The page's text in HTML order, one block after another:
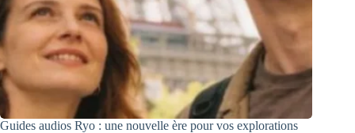
Guides audios Ryo : une nouvelle ère pour vos explorations